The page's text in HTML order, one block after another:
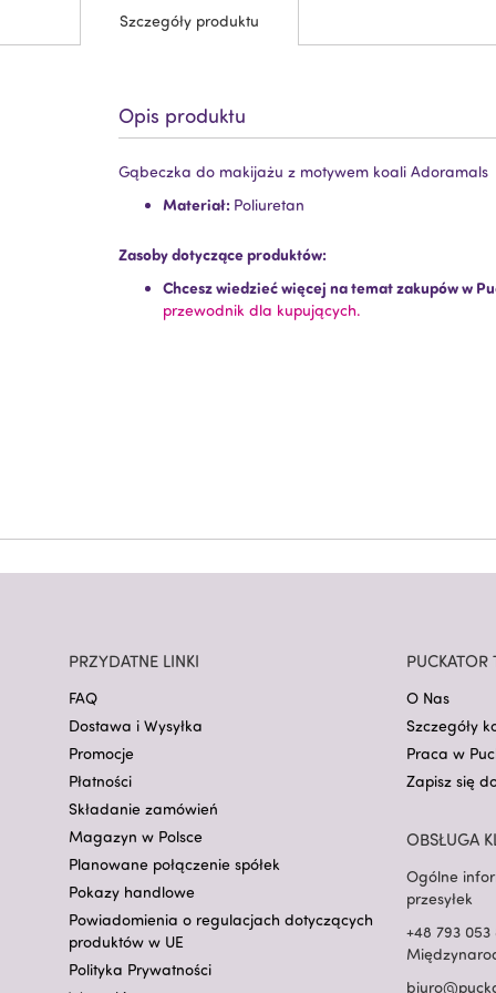
Szczegóły produktu
Opis produktu
Gąbeczka do makijażu z motywem koali Adoramals
Materiał: Poliuretan
Zasoby dotyczące produktów:
Chcesz wiedzieć więcej na temat zakupów w
przewodnik dla kupujących.
PRZYDATNE LINKI
FAQ
Dostawa i Wysyłka
Promocje
Płatności
Składanie zamówień
Magazyn w Polsce
Planowane połączenie spółek
Pokazy handlowe
Powiadomienia o regulacjach dotyczących
produktów w UE
Polityka Prywatności
PUCKATOR
O Nas
Szczegóły
Praca w
Zapisz się
OBSŁUGA
Ogólne
przesyłek
+48 793 053